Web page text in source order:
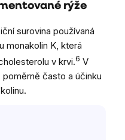
rýže
surovina používaná
monakolin K, která
v krvi.6 V
často a účinku